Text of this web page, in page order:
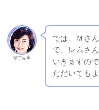
夢子先生
では、Ｍさ
で、レムさ
いきますの
ただいても